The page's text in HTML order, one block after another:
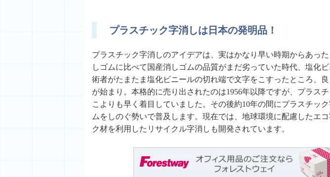
プラスチック字消しは日本の発明品！
プラスチック字消しのアイデアは、実はかなり早い時期からあっ
しゴムに比べて国産消しゴムの品質がまだ劣っていた時代、塩化
術者がたまたま塩化ビニールの切れ端で文字をこすったところ、
が始まり。本格的に売り出されたのは1956年以降ですが、プラス
こよりも早く着目していました。その後約10年の間にプラスチッ
ムをしのぐ勢いで普及します。現在では、地球環境に配慮したエ
ク材を利用したリサイクル字消しも開発されています。